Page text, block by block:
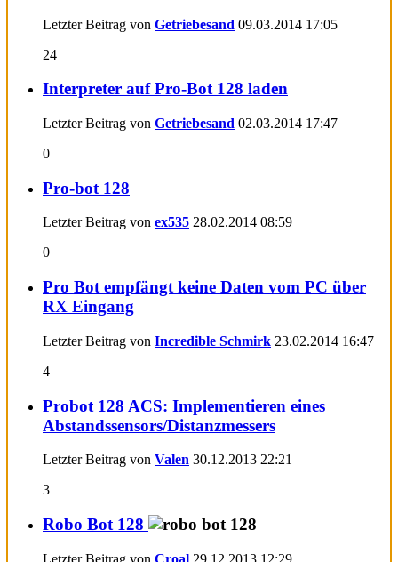
Letzter Beitrag von Getriebesand 09.03.2014 17:05
24
Interpreter auf Pro-Bot 128 laden
Letzter Beitrag von Getriebesand 02.03.2014 17:47
0
Pro-bot 128
Letzter Beitrag von ex535 28.02.2014 08:59
0
Pro Bot empfängt keine Daten vom PC über
RX Eingang
Letzter Beitrag von Incredible Schmirk 23.02.2014 16:47
4
Probot 128 ACS: Implementieren eines
Abstandssensors/Distanzmessers
Letzter Beitrag von Valen 30.12.2013 22:21
3
Robo Bot 128
Letzter Beitrag von Croal 29.12.2013 12:29